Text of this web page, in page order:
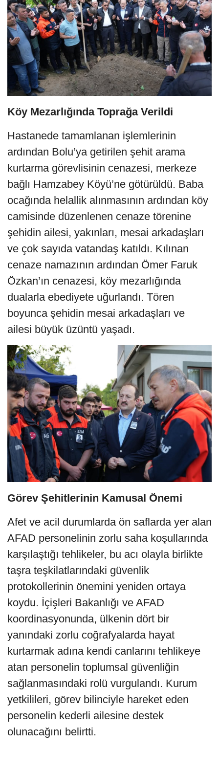
Köy Mezarlığında Toprağa Verildi
Hastanede tamamlanan işlemlerinin
ardından Bolu’ya getirilen şehit arama
kurtarma görevlisinin cenazesi, merkeze
bağlı Hamzabey Köyü’ne götürüldü. Baba
ocağında helallik alınmasının ardından köy
camisinde düzenlenen cenaze törenine
şehidin ailesi, yakınları, mesai arkadaşları
ve çok sayıda vatandaş katıldı. Kılınan
cenaze namazının ardından Ömer Faruk
Özkan’ın cenazesi, köy mezarlığında
dualarla ebediyete uğurlandı. Tören
boyunca şehidin mesai arkadaşları ve
ailesi büyük üzüntü yaşadı.
Görev Şehitlerinin Kamusal Önemi
Afet ve acil durumlarda ön saflarda yer alan
AFAD personelinin zorlu saha koşullarında
karşılaştığı tehlikeler, bu acı olayla birlikte
taşra teşkilatlarındaki güvenlik
protokollerinin önemini yeniden ortaya
koydu. İçişleri Bakanlığı ve AFAD
koordinasyonunda, ülkenin dört bir
yanındaki zorlu coğrafyalarda hayat
kurtarmak adına kendi canlarını tehlikeye
atan personelin toplumsal güvenliğin
sağlanmasındaki rolü vurgulandı. Kurum
yetkilileri, görev bilinciyle hareket eden
personelin kederli ailesine destek
olunacağını belirtti.